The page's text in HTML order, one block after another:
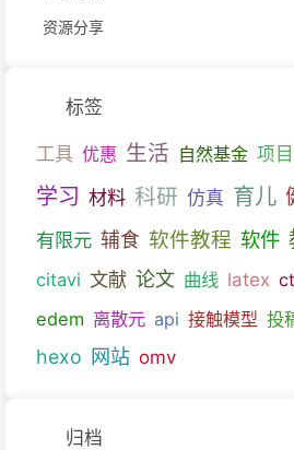
资源分享
标签
工具 优惠 生活 自然基金 项
学习 材料 科研 仿真 育儿
有限元 辅食 软件教程 软件
citavi 文献 论文 曲线 latex
edem 离散元 api 接触模型 投
hexo 网站 omv
归档